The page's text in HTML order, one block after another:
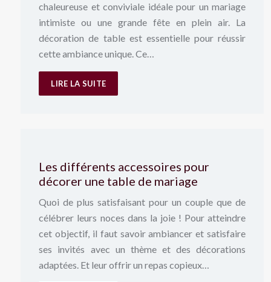
chaleureuse et conviviale idéale pour un mariage
intimiste ou une grande fête en plein air. La
décoration de table est essentielle pour réussir
cette ambiance unique. Ce…
LIRE LA SUITE
Les différents accessoires pour
décorer une table de mariage
Quoi de plus satisfaisant pour un couple que de
célébrer leurs noces dans la joie ! Pour atteindre
cet objectif, il faut savoir ambiancer et satisfaire
ses invités avec un thème et des décorations
adaptées. Et leur offrir un repas copieux…